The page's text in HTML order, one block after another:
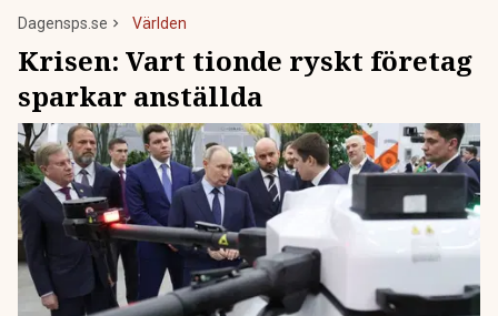
Dagensps.se Världen
Krisen: Vart tionde ryskt företag
sparkar anställda